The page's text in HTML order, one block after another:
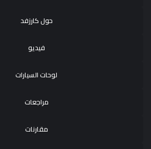
حول كارزفد
فيديو
لوحات السيارات
مراجعات
مقارنات